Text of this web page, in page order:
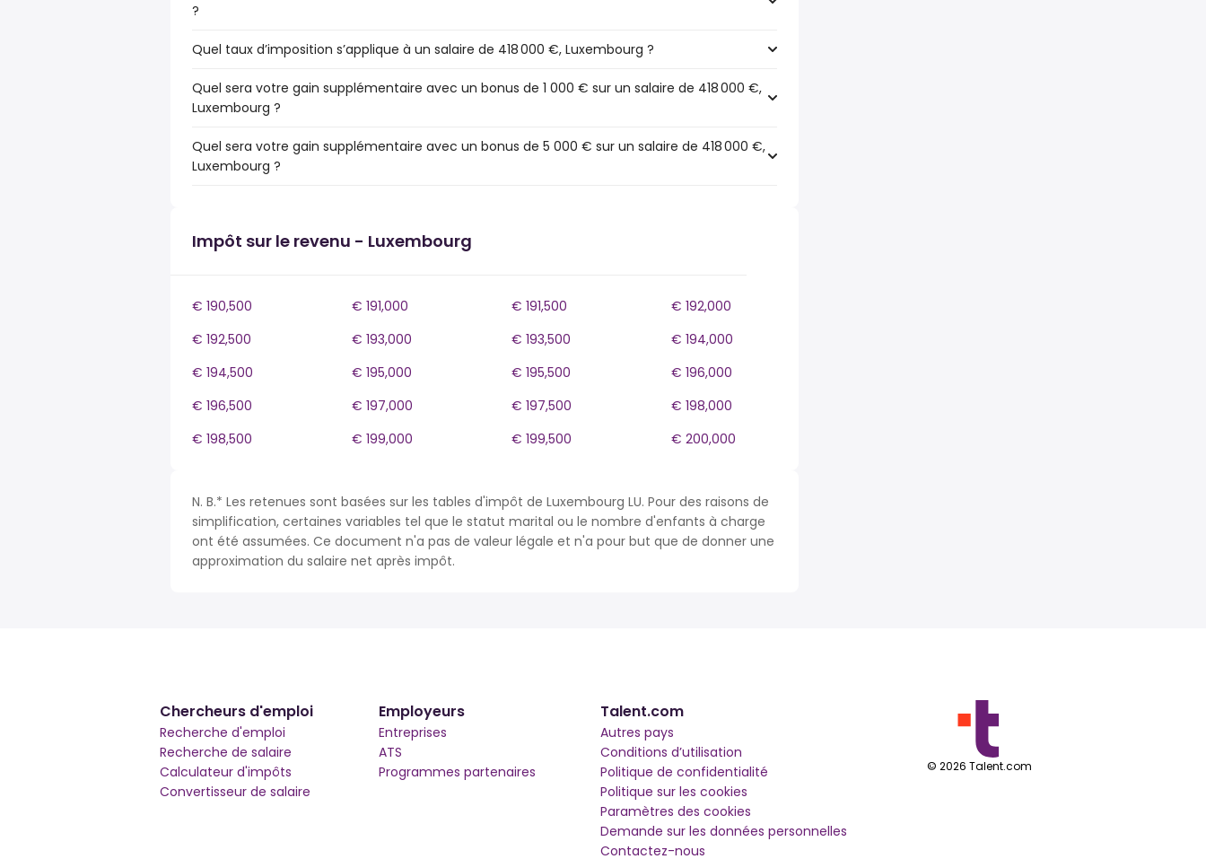
?
Quel taux d’imposition s’applique à un salaire de 418 000 €, Luxembourg ?
Quel sera votre gain supplémentaire avec un bonus de 1 000 € sur un salaire de 418 000 €,
Luxembourg ?
Quel sera votre gain supplémentaire avec un bonus de 5 000 € sur un salaire de 418 000 €,
Luxembourg ?
Impôt sur le revenu - Luxembourg
€ 190,500 € 191,000 € 191,500
€ 192,000
€ 192,500
€ 193,000 € 193,500
€ 194,000
€ 194,500
€ 195,000 € 195,500
€ 196,000
€ 196,500
€ 197,000 € 197,500
€ 198,000
€ 198,500
€ 199,000 € 199,500 € 200,000
N. B.* Les retenues sont basées sur les tables d'impôt de Luxembourg LU. Pour des raisons de
simplification, certaines variables tel que le statut marital ou le nombre d'enfants à charge
ont été assumées. Ce document n'a pas de valeur légale et n'a pour but que de donner une
approximation du salaire net après impôt.
Chercheurs d'emploi
Recherche d'emploi
Recherche de salaire
Calculateur d'impôts
Convertisseur de salaire
Employeurs
Entreprises
ATS
Programmes partenaires
Talent.com
Autres pays
Conditions d’utilisation
Politique de confidentialité
Politique sur les cookies
Paramètres des cookies
Demande sur les données personnelles
Contactez-nous
© 2026 Talent.com